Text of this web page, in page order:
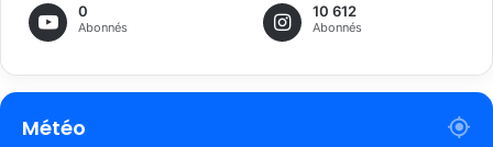
0
Abonnés
10 612
Abonnés
Météo